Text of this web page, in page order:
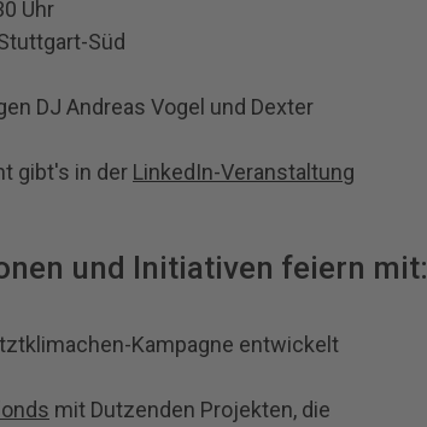
Uhr
Süd
DJ Andreas Vogel und Dexter
gibt's in der LinkedIn-Veranstaltung
und Initiativen feiern mit:
Kampagne entwickelt
mit Dutzenden Projekten, die